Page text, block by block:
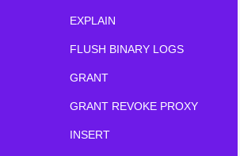
EXPLAIN
FLUSH BINARY LOGS
GRANT
GRANT REVOKE PROXY
INSERT